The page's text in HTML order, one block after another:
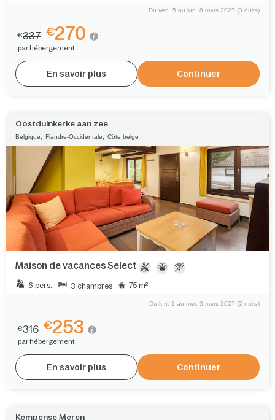
Du ven. 5 au lun. 8 mars 2027 (3 nuits)
€337 €270
par hébergement
En savoir plus Continuer
Oostduinkerke aan zee
Belgique, Flandre-Occidentale, Côte belge
Maison de vacances Select
6 pers. 3 chambres 75 m²
Du lun. 1 au mer. 3 mars 2027 (2 nuits)
€316 €253
par hébergement
En savoir plus Continuer
Kempense Meren